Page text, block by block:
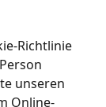
Richtlinie
unseren
Online-